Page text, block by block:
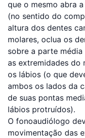
que o mesmo abra
(no sentido do
altura dos dentes
molares, oclua os
sobre a parte
as extremidades do
os lábios (o que
ambos os lados da
de suas pontas
lábios protruídos).
O fonoaudiólogo
movimentação das